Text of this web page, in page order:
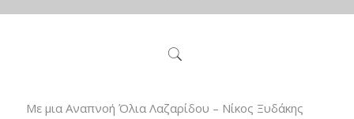
Με μια Αναπνοή Όλια Λαζαρίδου – Νίκος Ξυδάκης